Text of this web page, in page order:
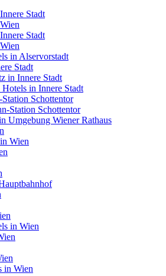
Stadt
Stadt
in Alservorstadt
Stadt
in Innere Stadt
in Innere Stadt
Schottentor
Station Schottentor
Umgebung Wiener Rathaus
Wien
in Wien
in Wien